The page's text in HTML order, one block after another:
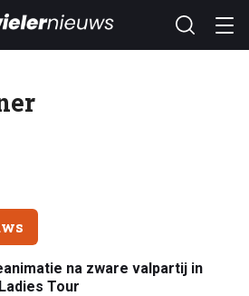
na zware valpartij in
Tour